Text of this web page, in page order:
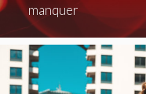
manquer